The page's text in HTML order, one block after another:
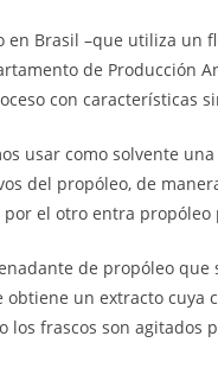
Brasil –que utiliza un
de Producción
con características
usar como solvente
del propóleo, de
el otro entra propóleo
de propóleo
obtiene un extracto
frascos son agitados